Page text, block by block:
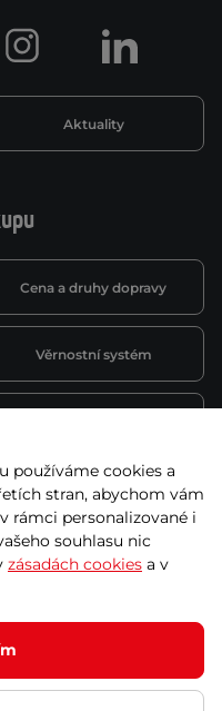
Cena a druhy dopravy
Věrnostní systém
Kariéra
Aktuality
Instagram LinkedIn
vyhrazena
povinen vystavit
u správce daně online; v
používáme cookies a
stran, abychom vám
rámci personalizované i
souhlasu nic
zásadách cookies a v